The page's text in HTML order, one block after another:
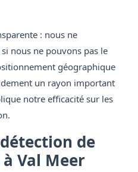
: nous ne
nous ne pouvons pas le
géographique
un rayon important
notre efficacité sur les
de
Val Meer